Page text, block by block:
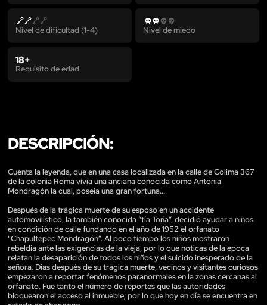
Nivel de dificultad (1-4) Nivel de miedo
18+
Requisito de edad
DESCRIPCIÓN:
Cuenta la leyenda, que en una casa localizada en la calle de Colima 367
de la colonia Roma vivía una anciana conocida como Antonia
Mondragón la cual, poseía una gran fortuna...
Después de la trágica muerte de su esposo en un accidente
automovilístico, la también conocida “tía Toña”, decidió ayudar a niños
en condición de calle fundando en el año de 1952 el orfanato
"Chapultepec Mondragón”. Al poco tiempo los niños mostraron
rebeldía ante las exigencias de la vieja, por lo que noticas de la epoca
relatan la desaparición de todos los niños y el suicido inesperado de la
señora. Días después de su trágica muerte, vecinos y visitantes curiosos
empezaron a reportar fenómenos paranormales en la zonas cercanas al
orfanato. Fue tanto el número de reportes que las autoridades
bloquearon el acceso al inmueble; por lo que hoy en día se encuentra en